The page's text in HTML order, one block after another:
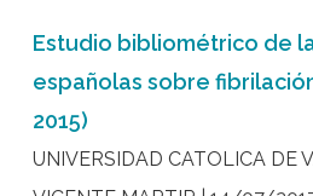
Estudio bibliométrico de
españolas sobre
2015)
UNIVERSIDAD CATOLICA DE